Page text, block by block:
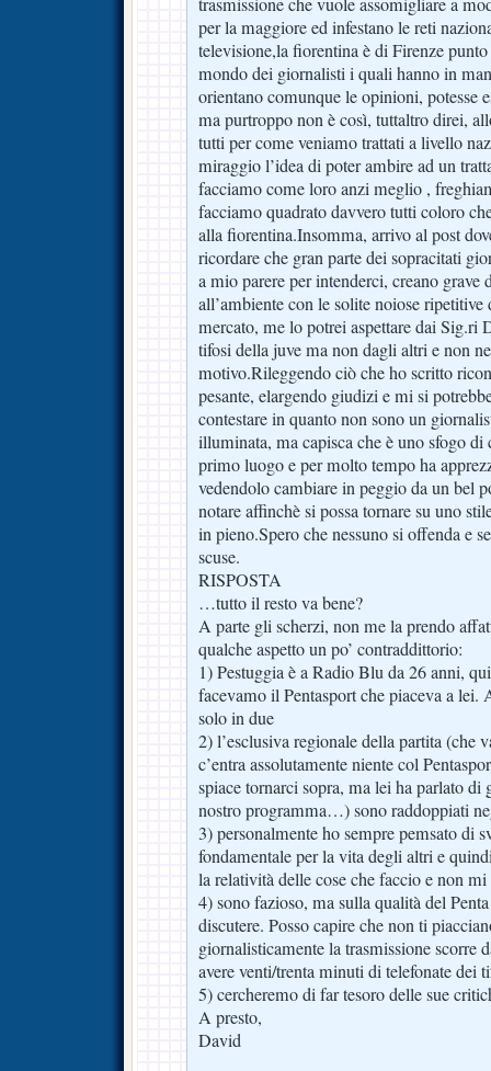
trasmissione che vuole assomigliare a
per la maggiore ed infestano le reti
televisione,la fiorentina è di Firenze
mondo dei giornalisti i quali hanno in
orientano comunque le opinioni, potesse
ma purtroppo non è così, tuttaltro direi,
tutti per come veniamo trattati a livello
miraggio l’idea di poter ambire ad un
facciamo come loro anzi meglio ,
facciamo quadrato davvero tutti coloro
alla fiorentina.Insomma, arrivo al post
ricordare che gran parte dei sopracitati
a mio parere per intenderci, creano grave
all’ambiente con le solite noiose
mercato, me lo potrei aspettare dai Sig.ri
tifosi della juve ma non dagli altri e non
motivo.Rileggendo ciò che ho scritto
pesante, elargendo giudizi e mi si
contestare in quanto non sono un
illuminata, ma capisca che è uno sfogo
primo luogo e per molto tempo ha
vedendolo cambiare in peggio da un bel
notare affinchè si possa tornare su uno
in pieno.Spero che nessuno si offenda e
scuse.
RISPOSTA
…tutto il resto va bene?
A parte gli scherzi, non me la prendo
qualche aspetto un po’ contraddittorio:
1) Pestuggia è a Radio Blu da 26 anni,
facevamo il Pentasport che piaceva a lei.
solo in due
2) l’esclusiva regionale della partita (che
c’entra assolutamente niente col
spiace tornarci sopra, ma lei ha parlato di
nostro programma…) sono raddoppiati
3) personalmente ho sempre pemsato di
fondamentale per la vita degli altri e
la relatività delle cose che faccio e non
4) sono fazioso, ma sulla qualità del
discutere. Posso capire che non ti
giornalisticamente la trasmissione scorre
avere venti/trenta minuti di telefonate dei
5) cercheremo di far tesoro delle sue
A presto,
David